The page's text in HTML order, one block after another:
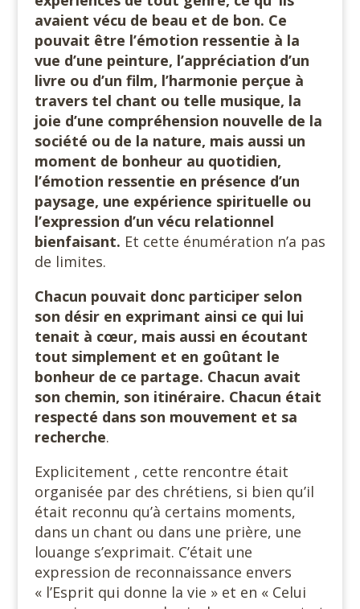
avaient vécu de beau et de bon. Ce
pouvait être l’émotion ressentie à la
vue d’une peinture, l’appréciation d’un
livre ou d’un film, l’harmonie perçue à
travers tel chant ou telle musique, la
joie d’une compréhension nouvelle de la
société ou de la nature, mais aussi un
moment de bonheur au quotidien,
l’émotion ressentie en présence d’un
paysage, une expérience spirituelle ou
l’expression d’un vécu relationnel
bienfaisant. Et cette énumération n’a pas
de limites.
Chacun pouvait donc participer selon
son désir en exprimant ainsi ce qui lui
tenait à cœur, mais aussi en écoutant
tout simplement et en goûtant le
bonheur de ce partage. Chacun avait
son chemin, son itinéraire. Chacun était
respecté dans son mouvement et sa
recherche.
Explicitement , cette rencontre était
organisée par des chrétiens, si bien qu’il
était reconnu qu’à certains moments,
dans un chant ou dans une prière, une
louange s’exprimait. C’était une
expression de reconnaissance envers
« l’Esprit qui donne la vie » et en « Celui